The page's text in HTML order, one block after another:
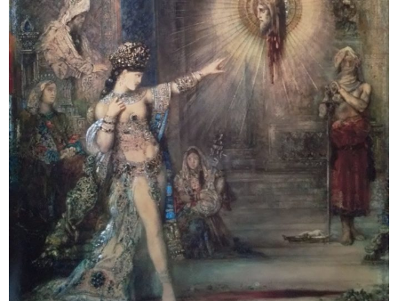
日本のプログレ
ジャパニーズ
メンバー
ヴォーカリスト